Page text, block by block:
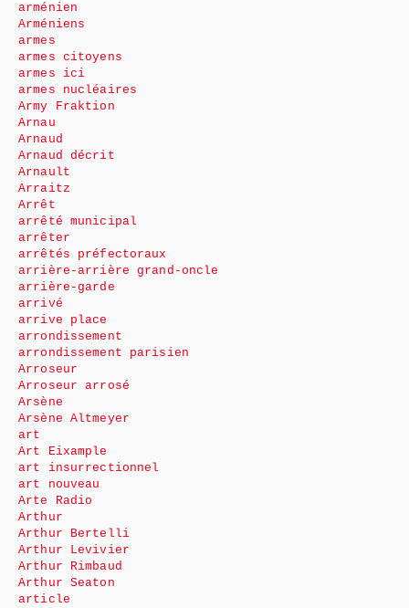
arménien
Arméniens
armes
armes citoyens
armes ici
armes nucléaires
Army Fraktion
Arnau
Arnaud
Arnaud décrit
Arnault
Arraitz
Arrêt
arrêté municipal
arrêter
arrêtés préfectoraux
arrière-arrière grand-oncle
arrière-garde
arrivé
arrive place
arrondissement
arrondissement parisien
Arroseur
Arroseur arrosé
Arsène
Arsène Altmeyer
art
Art Eixample
art insurrectionnel
art nouveau
Arte Radio
Arthur
Arthur Bertelli
Arthur Levivier
Arthur Rimbaud
Arthur Seaton
article